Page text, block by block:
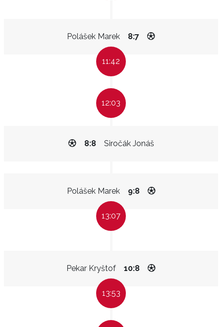
Polášek Marek 8:7
11:42
12:03
Siročák Jonáš
8:8
Polášek Marek 9:8
13:07
Pekar Kryštof 10:8
13:53